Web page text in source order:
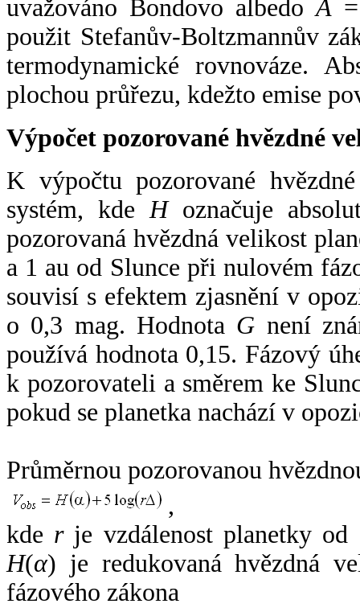
uvažováno Bondovo albedoA
použit Stefanův-Boltzmannův
termodynamické rovnováze.
plochou průřezu, kdežto emise
Výpočet pozorované hvězdné
K výpočtu pozorované
systém, kde Hoznačuje
pozorovaná hvězdná velikost
a 1 au od Slunce při nulovém
souvisí s efektem zjasnění v
o 0,3 mag. Hodnota G není
používá hodnota 0,15. Fázový
k pozorovateli a směrem ke
pokud se planetka nachází v
Průměrnou pozorovanou
,
kde rje vzdálenost planetky od
H(α) je redukovaná hvězdná
fázového zákona